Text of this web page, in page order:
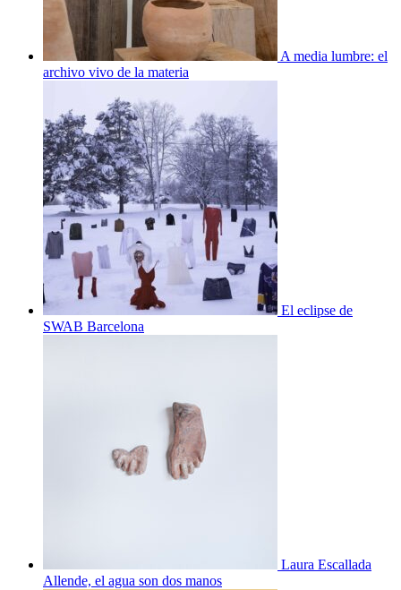
A media lumbre: el
archivo vivo de la materia
El eclipse de
SWAB Barcelona
Laura Escallada
Allende, el agua son dos manos